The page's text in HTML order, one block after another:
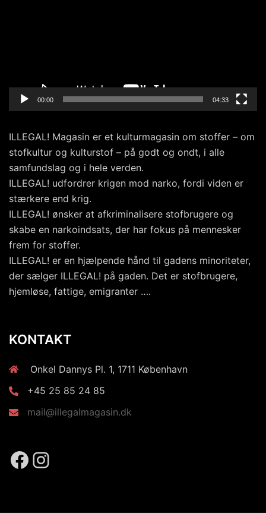
00:00 04:33
ILLEGAL! Magasin er et kulturmagasin om stoffer – om
stofkultur og kulturstof – på godt og ondt, i alle
samfundslag og i hele verden.
ILLEGAL! udfordrer krigen mod narko, fordi viden er
stærkere end krig.
ILLEGAL! ønsker at afkriminalisere stofbrugere og
skabe en narkoindsats, der har fokus på mennesker
frem for stoffer.
ILLEGAL! er en hjælpende hånd til gadens minoriteter,
der sælger ILLEGAL! på gaden. Det er stofbrugere,
hjemløse, fattige, emigranter ….
KONTAKT
Onkel Dannys Pl. 1, 1711 København
+45 25 85 24 85
mail@illegalmagasin.dk